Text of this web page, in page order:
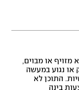
מזויף או מבוים,
או נגוע במעשה
התוכן לא
בינה